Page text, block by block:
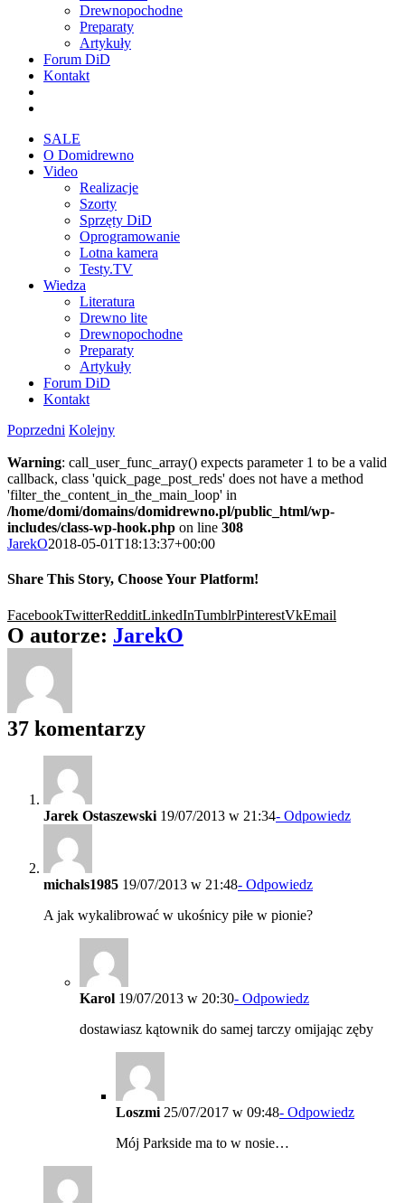
Drewnopochodne
Preparaty
Artykuły
Forum DiD
Kontakt
SALE
O Domidrewno
Video
Realizacje
Szorty
Sprzęty DiD
Oprogramowanie
Lotna kamera
Testy.TV
Wiedza
Literatura
Drewno lite
Drewnopochodne
Preparaty
Artykuły
Forum DiD
Kontakt
Poprzedni Kolejny
Warning: call_user_func_array() expects parameter 1 to be a valid
callback, class 'quick_page_post_reds' does not have a method
'filter_the_content_in_the_main_loop' in
/home/domi/domains/domidrewno.pl/public_html/wp-
includes/class-wp-hook.php on line 308
JarekO2018-05-01T18:13:37+00:00
Share This Story, Choose Your Platform!
FacebookTwitterRedditLinkedInTumblrPinterestVkEmail
O autorze: JarekO
37 komentarzy
Jarek Ostaszewski 19/07/2013 w 21:34- Odpowiedz
michals1985 19/07/2013 w 21:48- Odpowiedz
A jak wykalibrować w ukośnicy piłe w pionie?
Karol 19/07/2013 w 20:30- Odpowiedz
dostawiasz kątownik do samej tarczy omijając zęby
Loszmi 25/07/2017 w 09:48- Odpowiedz
Mój Parkside ma to w nosie…